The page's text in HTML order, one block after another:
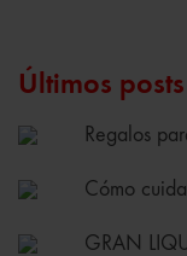
Últimos
Regalos
Cómo
GRAN